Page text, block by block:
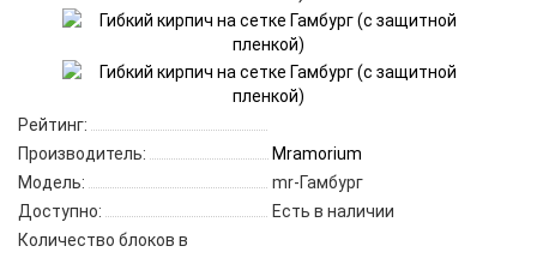
Рейтинг:
Производитель:
Mramorium
Модель:
mr-Гамбург
Доступно:
Есть в наличии
Количество блоков в